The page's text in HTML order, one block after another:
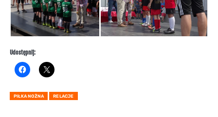
Udostępnij:
PIŁKA NOŻNA RELACJE